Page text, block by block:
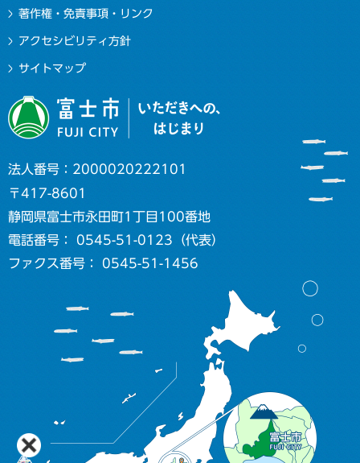
著作権・免責事項・リンク
アクセシビリティ方針
サイトマップ
法人番号：2000020222101
〒417-8601
静岡県富士市永田町1丁目100番地
電話番号： 0545-51-0123（代表）
ファクス番号： 0545-51-1456